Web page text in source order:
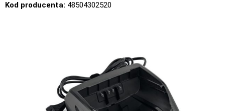
Kod producenta: 48504302520